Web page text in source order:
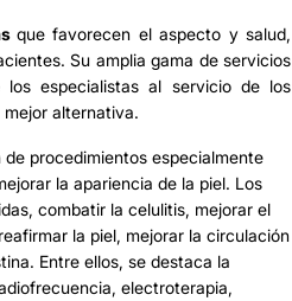
que favorecen el aspecto y salud,
Su amplia gama de servicios
especialistas al servicio de los
alternativa.
procedimientos especialmente
la apariencia de la piel. Los
combatir la celulitis, mejorar el
la piel, mejorar la circulación
Entre ellos, se destaca la
electroterapia,